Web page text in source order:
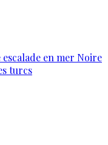
en mer Noire
turcs